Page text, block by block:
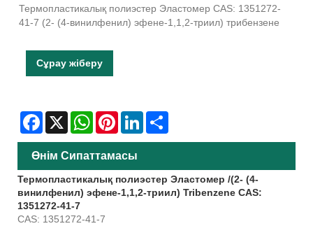
Термопластикалық полиэстер Эластомер CAS: 1351272-
41-7 (2- (4-винилфенил) эфене-1,1,2-триил) трибензене
Сұрау жіберу
Facebook
X WhatsAppPinterestLinkedIn
Өнім Сипаттамасы
Термопластикалық полиэстер Эластомер /(2- (4-
винилфенил) эфене-1,1,2-триил) Tribenzene CAS:
1351272-41-7
CAS: 1351272-41-7